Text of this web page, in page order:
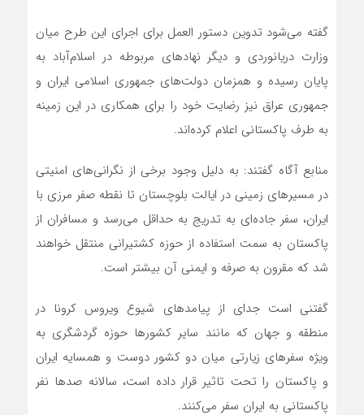
گفته می‌شود تدوین دستور العمل برای اجرای این طرح میان
وزارت دریانوردی و دیگر نهادهای مربوطه در اسلام‌آباد به
پایان رسیده و همزمان دولت‌های جمهوری اسلامی ایران و
جمهوری عراق نیز رضایت خود را برای همکاری در این زمینه
به طرف پاکستانی اعلام کرده‌اند.
منابع آگاه گفتند: به دلیل وجود برخی از نگرانی‌های امنیتی
در مسیرهای زمینی در ایالت بلوچستان تا نقطه صفر مرزی با
ایران، سفر جاده‌ای به تدریج به حداقل می‌رسد و مسافران از
پاکستان به سمت استفاده از حوزه کشتیرانی منتقل خواهند
شد که مقرون به صرفه و ایمنی آن بیشتر است.
گفتنی است جدای از پیامدهای شیوع ویروس کرونا در
منطقه و جهان که مانند سایر کشورها حوزه گردشگری به
ویژه سفرهای زیارتی میان دو کشور دوست و همسایه ایران
و پاکستان را تحت تاثیر قرار داده است، سالانه صدها نفر
پاکستانی به ایران سفر می‌کنند.